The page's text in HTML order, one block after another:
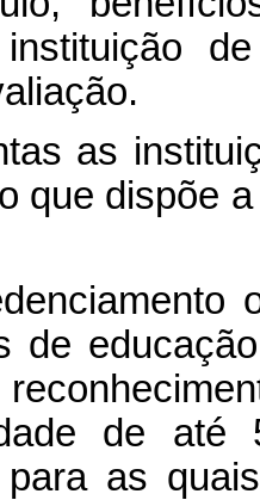
as
que dispõe
de
de até
para as